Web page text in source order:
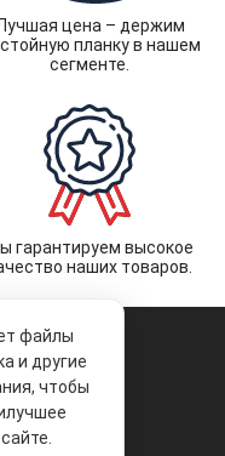
цена – держим
планку в нашем
сегменте.
гарантируем высокое
наших товаров.
оптом.
файлы
и другие
чтобы